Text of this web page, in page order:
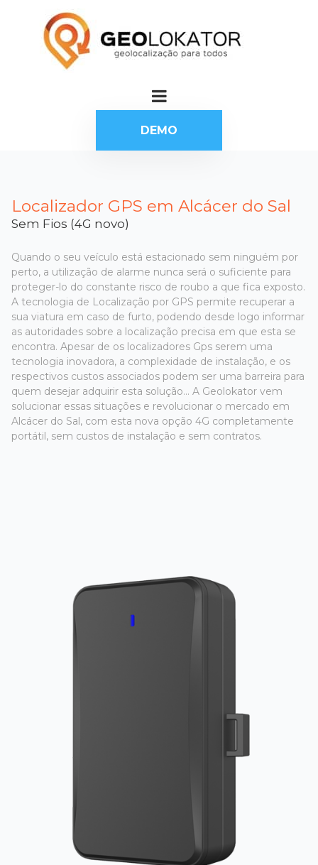
DEMO
Localizador GPS em Alcácer do Sal
Sem Fios (4G novo)
Quando o seu veículo está estacionado sem ninguém por
perto, a utilização de alarme nunca será o suficiente para
proteger-lo do constante risco de roubo a que fica exposto.
A tecnologia de Localização por GPS permite recuperar a
sua viatura em caso de furto, podendo desde logo informar
as autoridades sobre a localização precisa em que esta se
encontra. Apesar de os localizadores Gps serem uma
tecnologia inovadora, a complexidade de instalação, e os
respectivos custos associados podem ser uma barreira para
quem desejar adquirir esta solução... A Geolokator vem
solucionar essas situações e revolucionar o mercado em
Alcácer do Sal, com esta nova opção 4G completamente
portátil, sem custos de instalação e sem contratos.